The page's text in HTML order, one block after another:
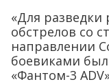
«Для
обстрелов со
направлении
боевиками
«Фантом-3